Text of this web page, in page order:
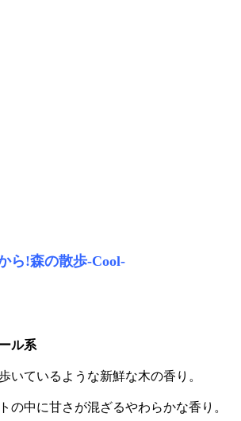
ら!森の散歩-Cool-
ル系
いているような新鮮な木の香り。
の中に甘さが混ざるやわらかな香り。